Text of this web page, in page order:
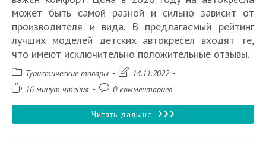
может быть самой разной и сильно зависит от
производителя и вида. В предлагаемый рейтинг
лучших моделей детских автокресел входят те,
что имеют исключительно положительные отзывы.
Рубрика
записи:
Туристические товары
Запись14.11.2022
Время16 минут чтения
Комментарии
записи:
0 комментариев
Читать дальше Топ